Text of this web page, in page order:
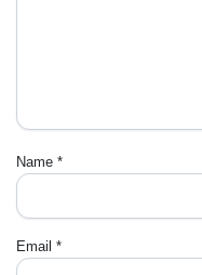
Name *
Email *